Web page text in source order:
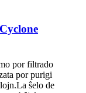
por filtrado
por purigi
ŝelo de